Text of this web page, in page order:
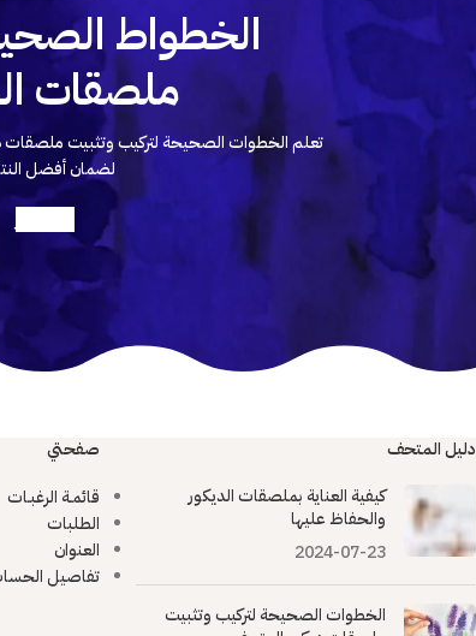
الخطواط
ملصقات
تعلم الخطوات الصحيحة لتركيب وتثبيت ملصقات
لضمان أفضل
دليل المتحف
كيفية العناية بملصقات الديكور
والحفاظ عليها
2024-07-23
الخطوات الصحيحة لتركيب وتثبيت
صفحتي
قائمـة الرغبـات
الطلبات
العنوان
تفاصيل